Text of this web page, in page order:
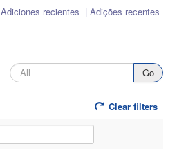
Adiciones recientes | Adições recentes
Clear filters